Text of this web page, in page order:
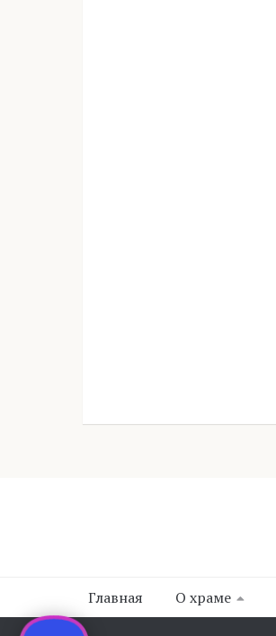
Главная О храме